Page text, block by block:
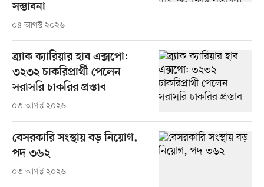
সম্ভাবনা
০৪ আগস্ট ২০২৬
ব্র্যাক ক্যারিয়ার হাব এক্সপো:
৩২৩২ চাকরিপ্রার্থী পেলেন
সরাসরি চাকরির প্রস্তাব
০৩ আগস্ট ২০২৬
বেসরকারি সংস্থায় বড় নিয়োগ,
পদ ৩৬২
০৩ আগস্ট ২০২৬